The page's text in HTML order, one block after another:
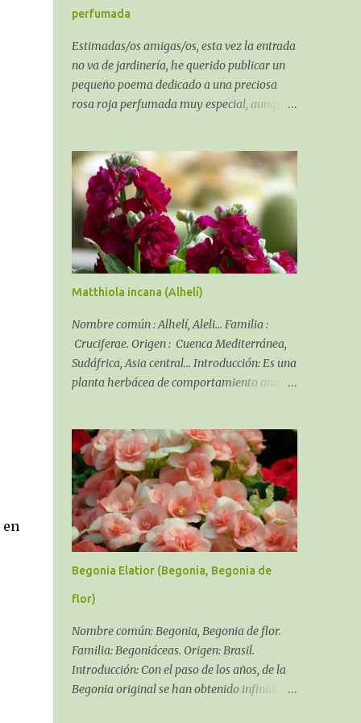
suelo.
perfumada
Estimadas/os amigas/os, esta vez la entrada
no va de jardinería, he querido publicar un
pequeño poema dedicado a una preciosa
rosa roja perfumada muy especial, aunque
Rosa perfumada:
Matthiola incana (Alhelí)
Nombre común : Alhelí, Aleli... Familia :
Cruciferae. Origen : Cuenca Mediterránea,
Sudáfrica, Asia central... Introducción: Es una
planta herbácea de comportamiento anual,
pueda dar en tu zona. Soporta la salinidad y
los fuertes
Begonia Elatior (Begonia, Begonia de
flor)
Nombre común: Begonia, Begonia de flor.
Familia: Begoniáceas. Origen: Brasil.
Introducción: Con el paso de los años, de la
Begonia original se han obtenido infinidad